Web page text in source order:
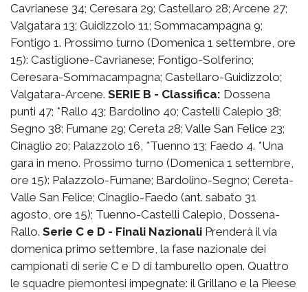
Cavrianese 34; Ceresara 29; Castellaro 28; Arcene 27;
Valgatara 13; Guidizzolo 11; Sommacampagna 9;
Fontigo 1. Prossimo turno (Domenica 1 settembre, ore
15): Castiglione-Cavrianese; Fontigo-Solferino;
Ceresara-Sommacampagna; Castellaro-Guidizzolo;
Valgatara-Arcene. SERIE B - Classifica: Dossena
punti 47; *Rallo 43; Bardolino 40; Castelli Calepio 38;
Segno 38; Fumane 29; Cereta 28; Valle San Felice 23;
Cinaglio 20; Palazzolo 16, *Tuenno 13; Faedo 4. *Una
gara in meno. Prossimo turno (Domenica 1 settembre,
ore 15): Palazzolo-Fumane; Bardolino-Segno; Cereta-
Valle San Felice; Cinaglio-Faedo (ant. sabato 31
agosto, ore 15); Tuenno-Castelli Calepio, Dossena-
Rallo. Serie C e D - Finali Nazionali Prenderà il via
domenica primo settembre, la fase nazionale dei
campionati di serie C e D di tamburello open. Quattro
le squadre piemontesi impegnate: il Grillano e la Pieese